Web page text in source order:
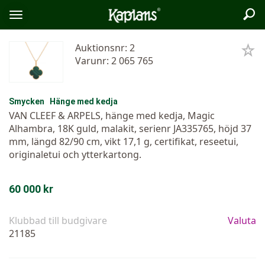
Logo Sök
Öppna/stäng
meny
Auktionsnr: 2
Varunr: 2 065 765
Smycken Hänge med kedja
VAN CLEEF & ARPELS, hänge med kedja, Magic
Alhambra, 18K guld, malakit, serienr JA335765, höjd 37
mm, längd 82/90 cm, vikt 17,1 g, certifikat, reseetui,
originaletui och ytterkartong.
60 000 kr
Klubbad till budgivare
21185
Valuta